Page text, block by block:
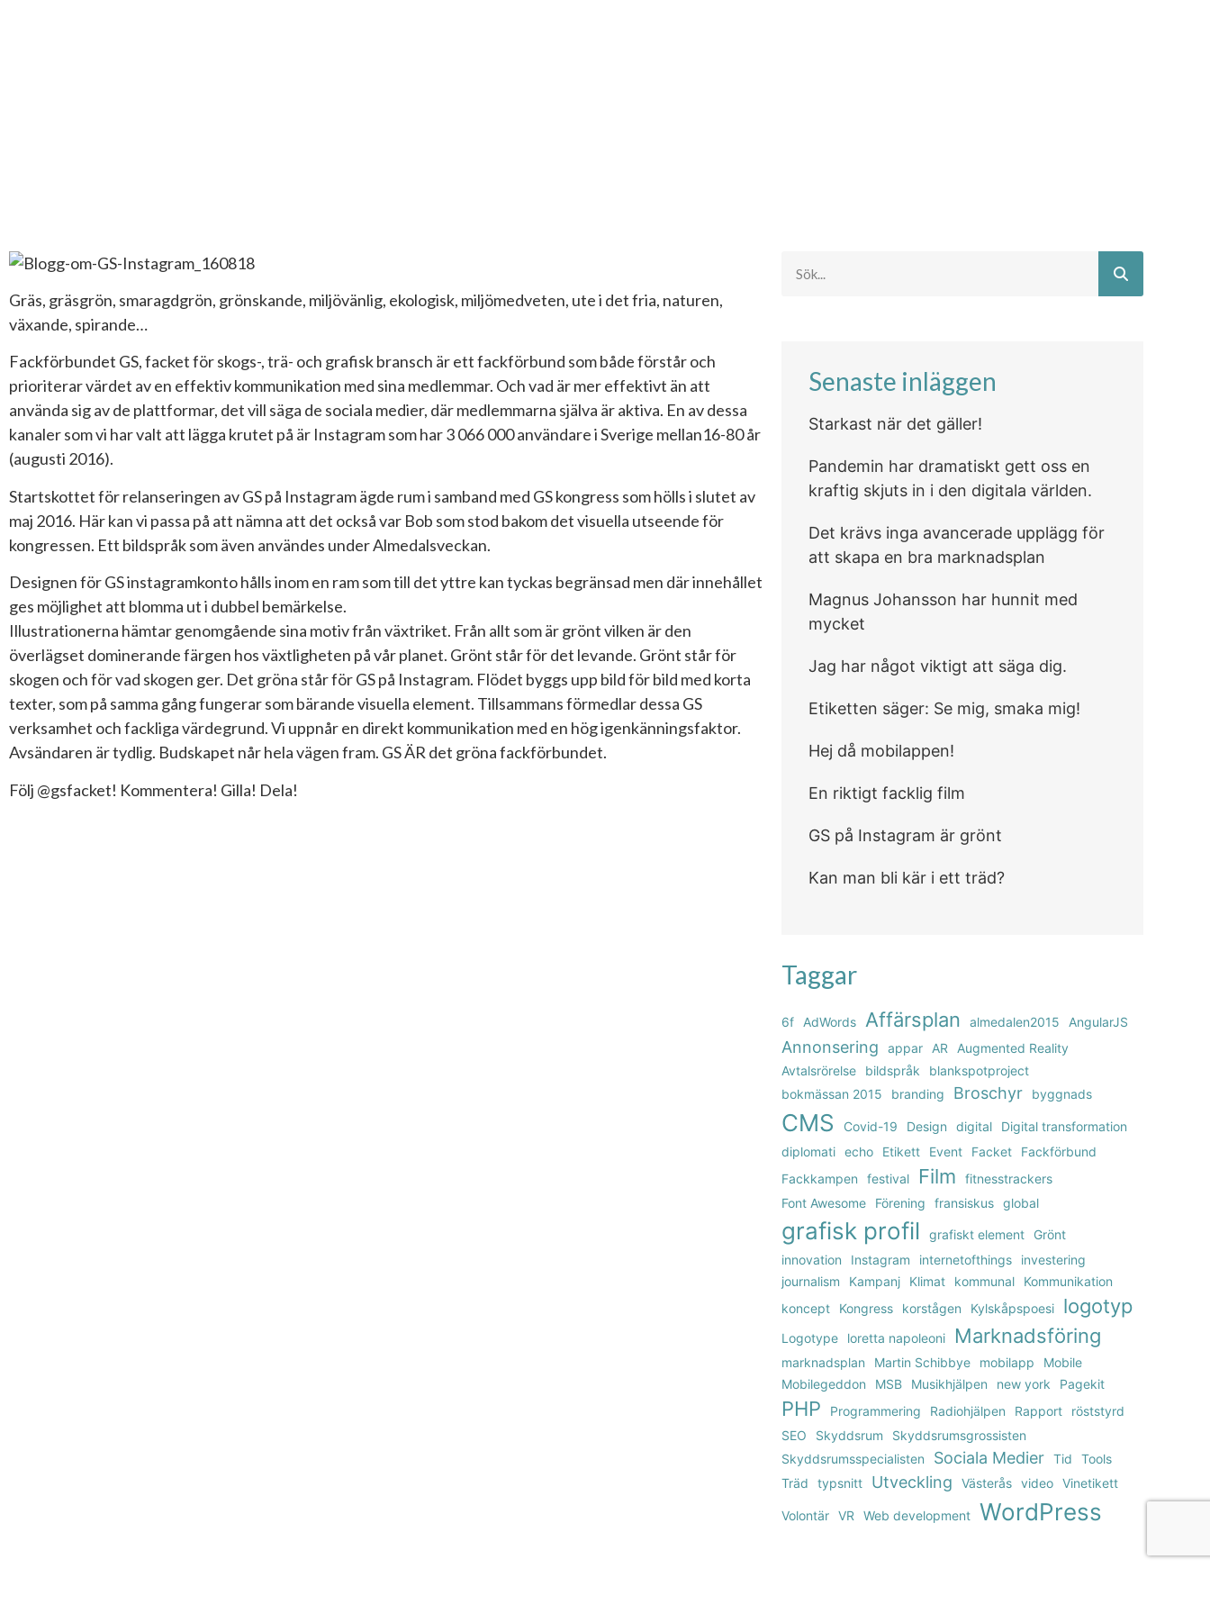
Gräs, gräsgrön, smaragdgrön, grönskande, miljövänlig, ekologisk, miljömedveten, ute i det fria, naturen,
växande, spirande…
Fackförbundet GS, facket för skogs-, trä- och grafisk bransch är ett fackförbund som både förstår och
prioriterar värdet av en effektiv kommunikation med sina medlemmar. Och vad är mer effektivt än att
använda sig av de plattformar, det vill säga de sociala medier, där medlemmarna själva är aktiva. En av dessa
kanaler som vi har valt att lägga krutet på är Instagram som har 3 066 000 användare i Sverige mellan16-80 år
(augusti 2016).
Startskottet för relanseringen av GS på Instagram ägde rum i samband med GS kongress som hölls i slutet av
maj 2016. Här kan vi passa på att nämna att det också var Bob som stod bakom det visuella utseende för
kongressen. Ett bildspråk som även användes under Almedalsveckan.
Designen för GS instagramkonto hålls inom en ram som till det yttre kan tyckas begränsad men där innehållet
ges möjlighet att blomma ut i dubbel bemärkelse.
Illustrationerna hämtar genomgående sina motiv från växtriket. Från allt som är grönt vilken är den
överlägset dominerande färgen hos växtligheten på vår planet. Grönt står för det levande. Grönt står för
skogen och för vad skogen ger. Det gröna står för GS på Instagram. Flödet byggs upp bild för bild med korta
texter, som på samma gång fungerar som bärande visuella element. Tillsammans förmedlar dessa GS
verksamhet och fackliga värdegrund. Vi uppnår en direkt kommunikation med en hög igenkänningsfaktor.
Avsändaren är tydlig. Budskapet når hela vägen fram. GS ÄR det gröna fackförbundet.
Följ @gsfacket! Kommentera! Gilla! Dela!
Senaste inläggen
Starkast när det gäller!
Pandemin har dramatiskt gett oss en
kraftig skjuts in i den digitala världen.
Det krävs inga avancerade upplägg för
att skapa en bra marknadsplan
Magnus Johansson har hunnit med
mycket
Jag har något viktigt att säga dig.
Etiketten säger: Se mig, smaka mig!
Hej då mobilappen!
En riktigt facklig film
GS på Instagram är grönt
Kan man bli kär i ett träd?
Taggar
6f AdWords Affärsplan almedalen2015 AngularJS
Annonsering appar AR
Augmented Reality
Avtalsrörelse
bildspråk
blankspotproject
bokmässan 2015
branding Broschyr byggnads
CMS Covid-19 Design digital
Digital transformation
diplomati
echo Etikett Event Facket
Fackförbund
Fackkampen
festival Film
fitnesstrackers
Font Awesome
Förening fransiskus global
grafisk profil grafiskt element
Grönt
innovation
Instagram internetofthings
investering
journalism
Kampanj Klimat kommunal
Kommunikation
koncept
Kongress korstågen Kylskåpspoesi logotyp
Logotype loretta napoleoni Marknadsföring
marknadsplan Martin Schibbye mobilapp
Mobile
Mobilegeddon
MSB Musikhjälpen new york Pagekit
PHP Programmering Radiohjälpen Rapport
röststyrd
SEO
Skyddsrum
Skyddsrumsgrossisten
Skyddsrumsspecialisten
Sociala Medier Tid
Tools
Träd
typsnitt Utveckling Västerås video Vinetikett
Volontär VR Web development WordPress